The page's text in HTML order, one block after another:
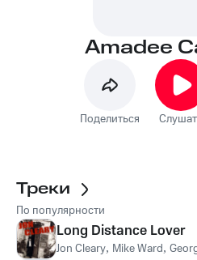
Amadee
Поделиться
Треки
По популярности
Long Distance Lover
Jon Cleary, Mike Ward,